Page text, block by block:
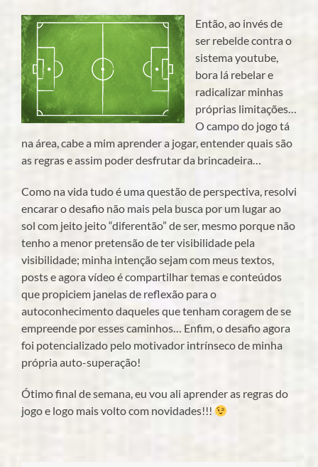
Então, ao invés de
ser rebelde contra o
sistema youtube,
bora lá rebelar e
radicalizar minhas
próprias limitações…
O campo do jogo tá
na área, cabe a mim aprender a jogar, entender quais são
as regras e assim poder desfrutar da brincadeira…
Como na vida tudo é uma questão de perspectiva, resolvi
encarar o desafio não mais pela busca por um lugar ao
sol com jeito jeito “diferentão” de ser, mesmo porque não
tenho a menor pretensão de ter visibilidade pela
visibilidade; minha intenção sejam com meus textos,
posts e agora vídeo é compartilhar temas e conteúdos
que propiciem janelas de reflexão para o
autoconhecimento daqueles que tenham coragem de se
empreende por esses caminhos… Enfim, o desafio agora
foi potencializado pelo motivador intrínseco de minha
própria auto-superação!
Ótimo final de semana, eu vou ali aprender as regras do
jogo e logo mais volto com novidades!!!